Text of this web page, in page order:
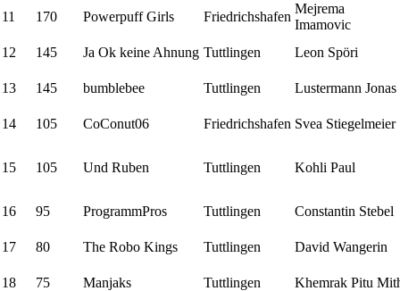
11 170 Powerpuff Girls Friedrichshafen
Mejrema
Imamovic
12
145 Ja Ok keine Ahnung Tuttlingen Leon Spöri
13 145 bumblebee Tuttlingen Lustermann Jonas
14 105 CoConut06 Friedrichshafen Svea Stiegelmeier
15 105 Und Ruben Tuttlingen Kohli Paul
16 95 ProgrammPros Tuttlingen Constantin Stebel
17 80 The Robo Kings Tuttlingen David Wangerin
18 75 Manjaks Tuttlingen Khemrak Pitu